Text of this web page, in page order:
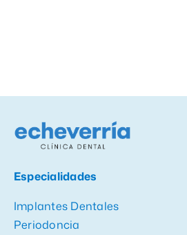
Especialidades
Implantes Dentales
Periodoncia